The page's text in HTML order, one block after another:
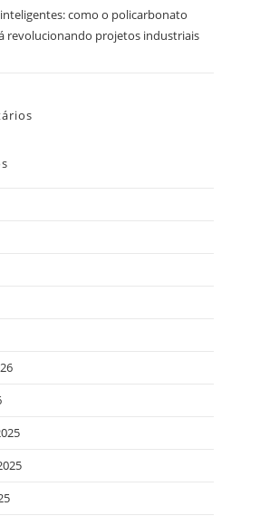
como o policarbonato
revolucionando projetos industriais